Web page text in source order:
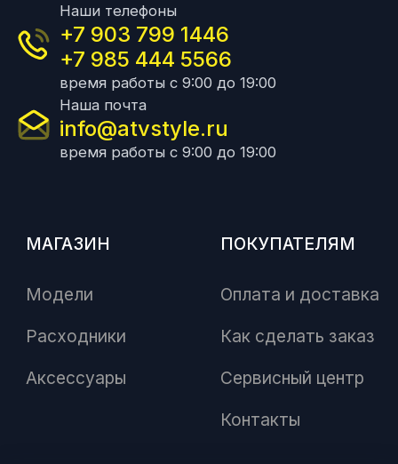
Наши телефоны
+7 903 799 1446
+7 985 444 5566
время работы с 9:00 до 19:00
Наша почта
info@atvstyle.ru
время работы с 9:00 до 19:00
МАГАЗИН
Модели
Расходники
Аксессуары
ПОКУПАТЕЛЯМ
Оплата и доставка
Как сделать заказ
Сервисный центр
Контакты